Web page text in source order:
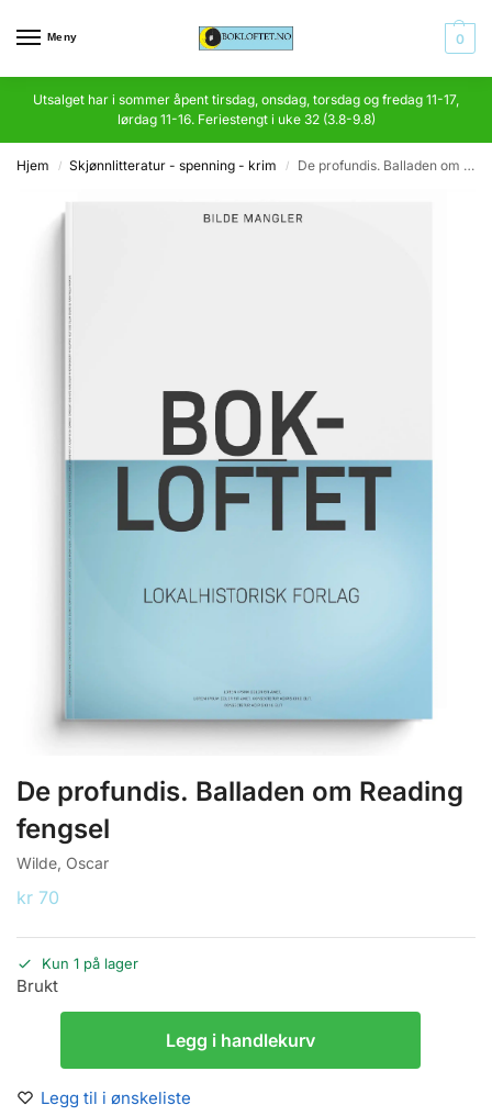
Meny 0
Utsalget har i sommer åpent tirsdag, onsdag, torsdag og fredag 11-17,
lørdag 11-16. Feriestengt i uke 32 (3.8-9.8)
Hjem / Skjønnlitteratur - spenning - krim / De profundis. Balladen om Reading fengsel
De profundis. Balladen om Reading
fengsel
Wilde, Oscar
kr 70
Kun 1 på lager
Brukt
Legg i handlekurv
Legg til i ønskeliste